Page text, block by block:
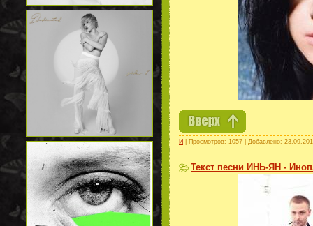
И | Просмотров: 1057 | Добавлено:
Текст песни ИНЬ-ЯН -